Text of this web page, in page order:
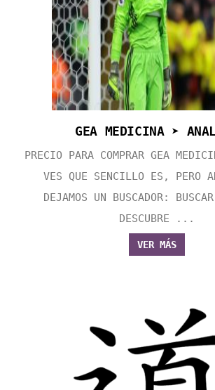
GEA MEDICINA ➤
PRECIO PARA COMPRAR GEA
VES QUE SENCILLO ES, PERO
DEJAMOS UN BUSCADOR:
DESCUBRE ...
VER MÁS